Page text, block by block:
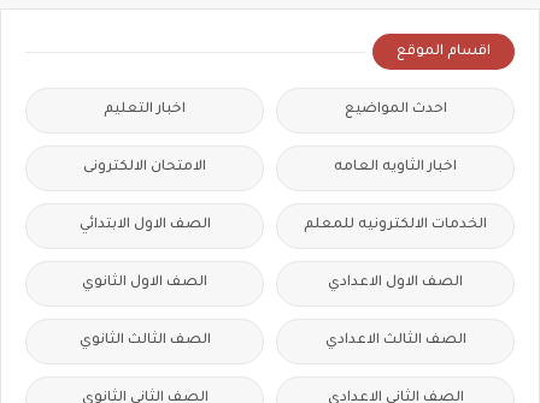
اقسام الموقع
احدث المواضيع اخبار التعليم
اخبار الثاويه العامه الامتحان الالكترونى
الخدمات الالكترونيه للمعلم الصف الاول الابتدائي
الصف الاول الاعدادي الصف الاول الثانوي
الصف الثالث الاعدادي الصف الثالث الثانوي
الصف الثاني الاعدادي الصف الثاني الثانوي